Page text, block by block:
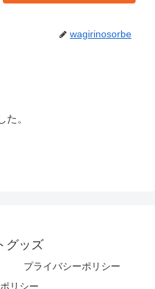
wagirinosorbe
。
グッズ
プライバシーポリシー
リシー